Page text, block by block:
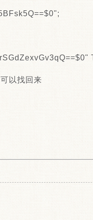
以找回来